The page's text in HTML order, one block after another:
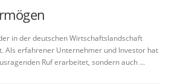
in der deutschen Wirtschaftslandschaft
Als erfahrener Unternehmer und Investor hat
Ruf erarbeitet, sondern auch …